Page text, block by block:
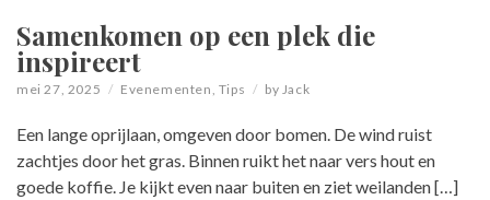
Samenkomen op een plek die
inspireert
mei 27, 2025 Evenementen Tips by Jack
Een lange oprijlaan, omgeven door bomen. De wind ruist
zachtjes door het gras. Binnen ruikt het naar vers hout en
goede koffie. Je kijkt even naar buiten en ziet weilanden […]